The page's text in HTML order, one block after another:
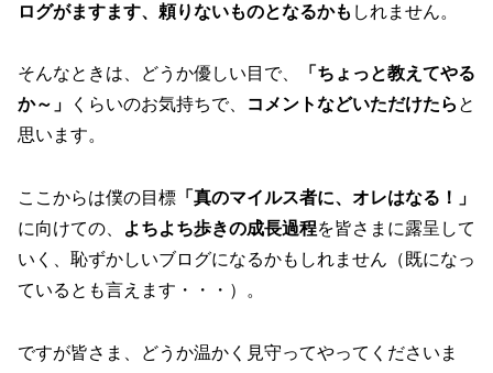
ログがますます、頼りないものとなるかも しれません。
そんなときは、どうか優しい目で、
「ちょっと教えてやる
か～」
くらいのお気持ちで、 コメントなどいただけたら と
思います。
ここからは僕の目標 「真のマイルス者に、オレはなる！」
に向けての、
よちよち歩きの成長過程を皆さまに露呈して
いく、恥ずかしいブログになるかもしれません（既になっ
ているとも言えます・・・）。
ですが皆さま、どうか温かく見守ってやってくださいま